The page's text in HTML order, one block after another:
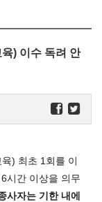
) 이수 독려 안
) 최초 1회를 이
시간 이상을 의무
사자는 기한 내에